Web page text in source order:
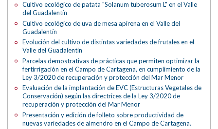
Cultivo ecológico de patata "Solanum tuberosum L" en el Valle
del Guadalentín
Cultivo ecológico de uva de mesa apirena en el Valle del
Guadalentín
Evolución del cultivo de distintas variedades de frutales en el
Valle del Guadalentín
Parcelas demostrativas de prácticas que permiten optimizar la
fertirrigación en el Campo de Cartagena, en cumplimiento de la
Ley 3/2020 de recuperación y protección del Mar Menor
Evaluación de la implantación de EVC (Estructuras Vegetales de
Conservación) según las directrices de la Ley 3/2020 de
recuperación y protección del Mar Menor
Presentación y edición de folleto sobre productividad de
nuevas variedades de almendro en el Campo de Cartagena.